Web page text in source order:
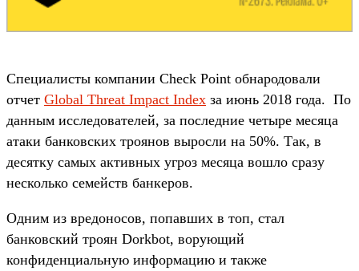
Специалисты компании Check Point обнародовали
отчет Global Threat Impact Index за июнь 2018 года. По
данным исследователей, за последние четыре месяца
атаки банковских троянов выросли на 50%. Так, в
десятку самых активных угроз месяца вошло сразу
несколько семейств банкеров.
Одним из вредоносов, попавших в топ, стал
банковский троян Dorkbot, ворующий
конфиденциальную информацию и также